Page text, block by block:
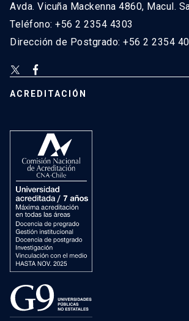
Avda. Vicuña Mackenna 4860, Macul.
Teléfono: +56 2 2354 4303
Dirección de Postgrado: +56 2 2354
ACREDITACIÓN